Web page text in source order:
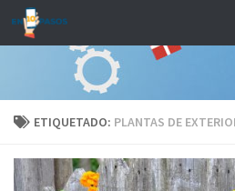
Saltar al contenido
ETIQUETADO: PLANTAS DE